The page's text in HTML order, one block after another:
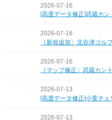
2026-07-16
[高度データ修正]武蔵カ
2026-07-16
［新規追加〕北谷津ゴル
2026-07-16
［マップ修正〕武蔵カ
2026-07-13
[高度データ修正]小萱チ
2026-07-13